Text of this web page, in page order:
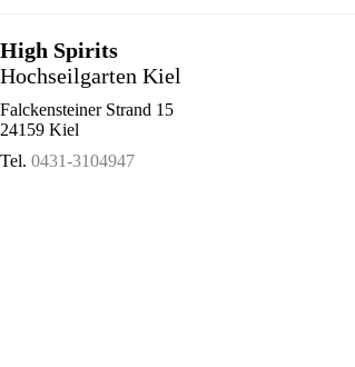
High Spirits
Hochseilgarten Kiel
Falckensteiner Strand 15
24159 Kiel
Tel. 0431-3104947